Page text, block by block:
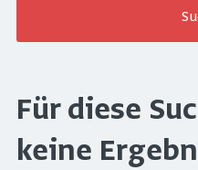
Für diese
keine